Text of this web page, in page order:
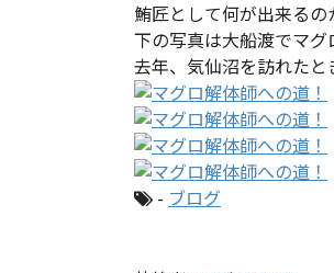
鮪匠として何が出来るの
下の写真は大船渡でマ
去年、気仙沼を訪れたと
- ブログ